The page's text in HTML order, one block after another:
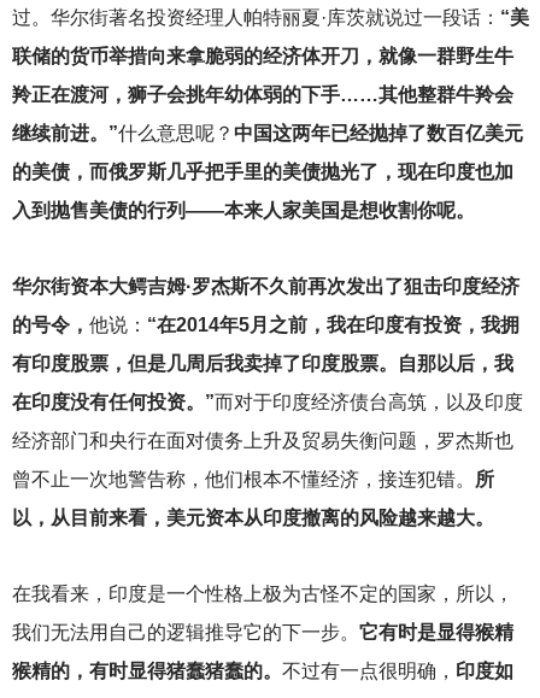
过。华尔街著名投资经理人帕特丽夏·库茨就说过一段话： “美
联储的货币举措向来拿脆弱的经济体开刀，就像一群野生牛
羚正在渡河，狮子会挑年幼体弱的下手……其他整群牛羚会
继续前进。”什么意思呢？ 中国这两年已经抛掉了数百亿美元
的美债，而俄罗斯几乎把手里的美债抛光了，现在印度也加
入到抛售美债的行列——本来人家美国是想收割你呢。
华尔街资本大鳄吉姆·罗杰斯不久前再次发出了狙击印度经济
的号令， 他说： “在2014年5月之前，我在印度有投资，我拥
有印度股票，但是几周后我卖掉了印度股票。自那以后，我
在印度没有任何投资。”而对于印度经济债台高筑，以及印度
经济部门和央行在面对债务上升及贸易失衡问题，罗杰斯也
曾不止一次地警告称，他们根本不懂经济，接连犯错。
所
以，从目前来看，美元资本从印度撤离的风险越来越大。
在我看来，印度是一个性格上极为古怪不定的国家，所以，
我们无法用自己的逻辑推导它的下一步。 它有时是显得猴精
猴精的，有时显得猪蠢猪蠢的。 不过有一点很明确， 印度如